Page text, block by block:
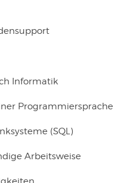
Informatik
Programmiersprache
(SQL)
Arbeitsweise